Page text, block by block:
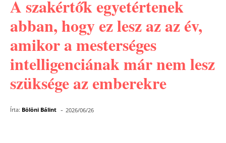
A szakértők egyetértenek
abban, hogy ez lesz az az év,
amikor a mesterséges
intelligenciának már nem lesz
szüksége az emberekre
Írta: Bölöni Bálint - 2026/06/26